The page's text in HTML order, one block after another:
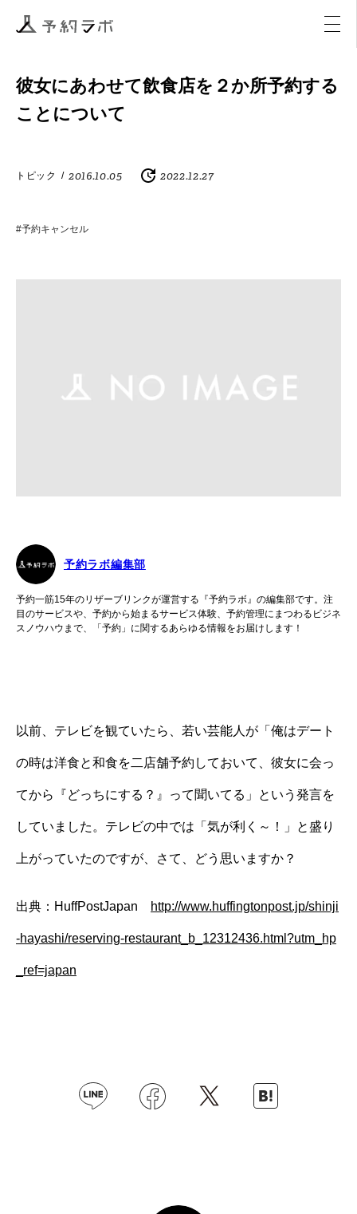
アクティビティ
彼女にあわせて飲食店を２か所予約する
ことについて
トピック / 2016.10.05 2022.12.27
#予約キャンセル
予約ラボ編集部
予約一筋15年のリザーブリンクが運営する『予約ラボ』の編集部です。注
目のサービスや、予約から始まるサービス体験、予約管理にまつわるビジネ
スノウハウまで、「予約」に関するあらゆる情報をお届けします！
以前、テレビを観ていたら、若い芸能人が「俺はデート
の時は洋食と和食を二店舗予約しておいて、彼女に会っ
てから『どっちにする？』って聞いてる」という発言を
していました。テレビの中では「気が利く～！」と盛り
上がっていたのですが、さて、どう思いますか？
出典：HuffPostJapan http://www.huffingtonpost.jp/shinji
-hayashi/reserving-restaurant_b_12312436.html?utm_hp
_ref=japan